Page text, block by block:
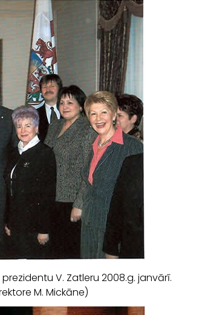
V. Zatleru 2008.g. janvārī.
M. Mickāne)